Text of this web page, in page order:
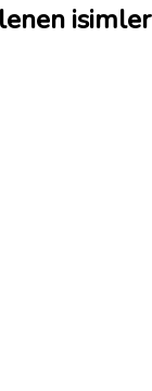
isimler